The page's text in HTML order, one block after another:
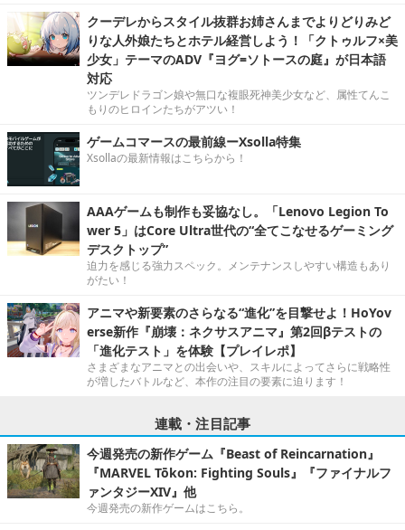
クーデレからスタイル抜群お姉さんまでよりどりみど
りな人外娘たちとホテル経営しよう！「クトゥルフ×美
少女」テーマのADV『ヨグ=ソトースの庭』が日本語
対応
ツンデレドラゴン娘や無口な複眼死神美少女など、属性てんこ
もりのヒロインたちがアツい！
ゲームコマースの最前線ーXsolla特集
Xsollaの最新情報はこちらから！
AAAゲームも制作も妥協なし。「Lenovo Legion To
wer 5」はCore Ultra世代の“全てこなせるゲーミング
デスクトップ”
迫力を感じる強力スペック。メンテナンスしやすい構造もあり
がたい！
アニマや新要素のさらなる“進化”を目撃せよ！HoYov
erse新作『崩壊：ネクサスアニマ』第2回βテストの
「進化テスト」を体験【プレイレポ】
さまざまなアニマとの出会いや、スキルによってさらに戦略性
が増したバトルなど、本作の注目の要素に迫ります！
連載・注目記事
今週発売の新作ゲーム『Beast of Reincarnation』
『MARVEL Tōkon: Fighting Souls』『ファイナルフ
ァンタジーXIV』他
今週発売の新作ゲームはこちら。